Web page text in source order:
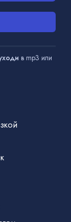
в mp3 или